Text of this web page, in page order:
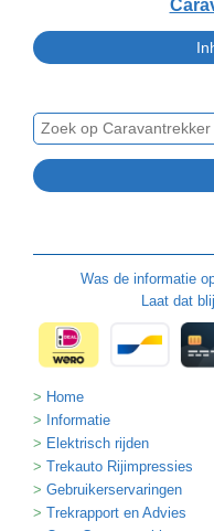
Was de informatie
Laat dat
Home
Informatie
Elektrisch rijden
Trekauto Rijimpressies
Gebruikerservaringen
Trekrapport en Advies